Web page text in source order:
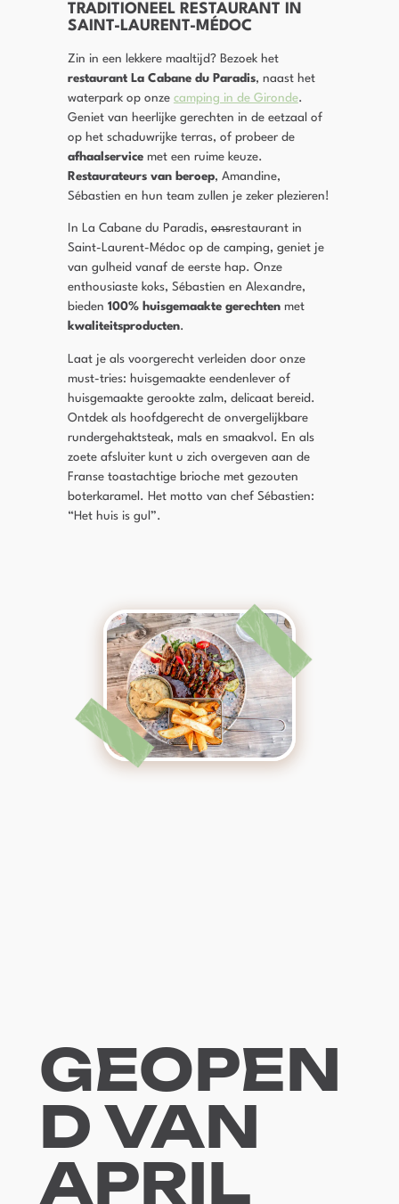
TRADITIONEEL RESTAURANT IN
SAINT-LAURENT-MÉDOC
Zin in een lekkere maaltijd? Bezoek het
restaurant La Cabane du Paradis, naast het
waterpark op onze camping in de Gironde.
Geniet van heerlijke gerechten in de eetzaal of
op het schaduwrijke terras, of probeer de
afhaalservicemet een ruime keuze.
Restaurateurs van beroep, Amandine,
Sébastien en hun team zullen je zeker plezieren!
In La Cabane du Paradis,onsrestaurant in
Saint-Laurent-Médoc op de camping, geniet je
van gulheid vanaf de eerste hap. Onze
enthousiaste koks, Sébastien en Alexandre,
bieden 100% huisgemaakte gerechten met
kwaliteitsproducten.
Laat je als voorgerecht verleiden door onze
must-tries: huisgemaakte eendenlever of
huisgemaakte gerookte zalm, delicaat bereid.
Ontdek als hoofdgerecht de onvergelijkbare
rundergehaktsteak, mals en smaakvol. En als
zoete afsluiter kunt u zich overgeven aan de
Franse toastachtige brioche met gezouten
boterkaramel. Het motto van chef Sébastien:
“Het huis is gul”.
GEOPEN
D VAN
APRIL